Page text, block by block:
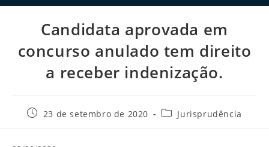
Candidata aprovada em
concurso anulado tem direito
a receber indenização.
Post23 de setembro de 2020
Categoria
Jurisprudência